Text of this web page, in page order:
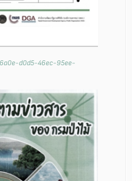
d0d5-46ec-95ee-